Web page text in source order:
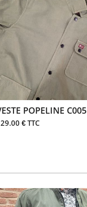
POPELINE C005
€ TTC